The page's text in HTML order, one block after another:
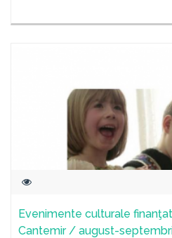
Evenimente culturale
Cantemir / august-